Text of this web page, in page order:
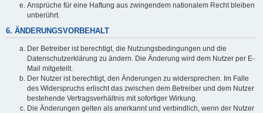
Ansprüche für eine Haftung aus zwingendem nationalem Recht bleiben
unberührt.
6. ÄNDERUNGSVORBEHALT
Der Betreiber ist berechtigt, die Nutzungsbedingungen und die
Datenschutzerklärung zu ändern. Die Änderung wird dem Nutzer per E-
Mail mitgeteilt.
Der Nutzer ist berechtigt, den Änderungen zu widersprechen. Im Falle
des Widerspruchs erlischt das zwischen dem Betreiber und dem Nutzer
bestehende Vertragsverhältnis mit sofortiger Wirkung.
Die Änderungen gelten als anerkannt und verbindlich, wenn der Nutzer